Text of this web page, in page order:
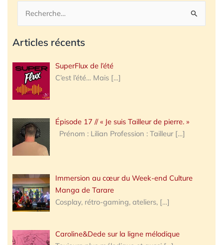
Rechercher :
Articles récents
SuperFlux de l’été
C’est l’été… Mais […]
Épisode 17 // « Je suis Tailleur de pierre. »
Prénom : Lilian Profession : Tailleur […]
Immersion au cœur du Week-end Culture
Manga de Tarare
Cosplay, rétro-gaming, ateliers, […]
Caroline&Dede sur la ligne mélodique